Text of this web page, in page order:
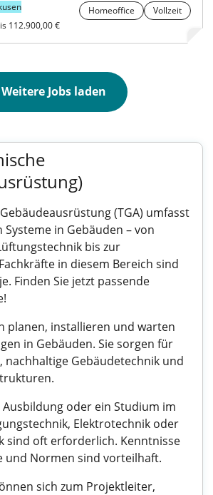
Homeoffice
Vollzeit
112.900,00 €
Weitere Jobs laden
(TGA) umfasst
in Gebäuden – von
bis zur
in diesem Bereich sind
Finden Sie jetzt passende
planen, installieren und warten
in Gebäuden. Sie sorgen für
nachhaltige Gebäudetechnik und
Ausbildung oder ein Studium im
Elektrotechnik oder
sind oft erforderlich. Kenntnisse
und Normen sind vorteilhaft.
sich zum Projektleiter,